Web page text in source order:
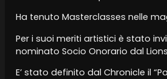
Ha tenuto Masterclasses nelle
Per i suoi meriti artistici è stato
nominato Socio Onorario dal
E’ stato definito dal Chronicle il